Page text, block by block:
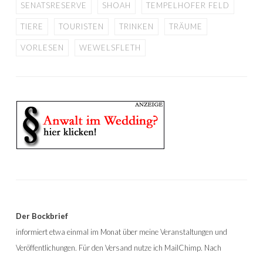
SENATSRESERVE SHOAH TEMPELHOFER FELD
TIERE TOURISTEN TRINKEN TRÄUME
VORLESEN WEWELSFLETH
Der Bockbrief
informiert etwa einmal im Monat über meine Veranstaltungen und
Veröffentlichungen. Für den Versand nutze ich MailChimp. Nach